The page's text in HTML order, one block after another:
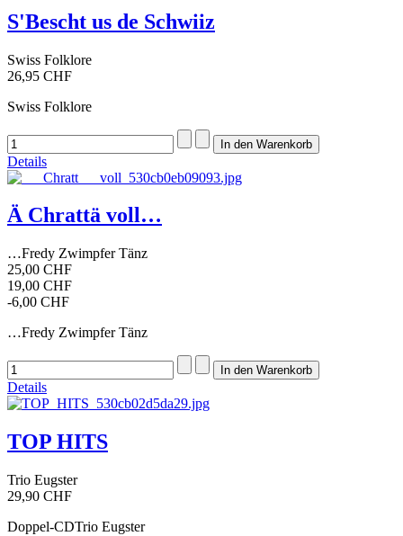
S'Bescht us de Schwiiz
Swiss Folklore
26,95 CHF
Swiss Folklore
Details
Ä Chrattä voll…
…Fredy Zwimpfer Tänz
25,00 CHF
19,00 CHF
-6,00 CHF
…Fredy Zwimpfer Tänz
Details
TOP HITS
Trio Eugster
29,90 CHF
Doppel-CDTrio Eugster